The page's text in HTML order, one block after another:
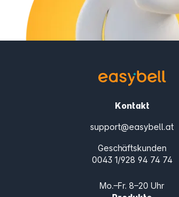
Kontakt
support@easybell.at
Geschäftskunden
0043 1/928 94 74 74
Mo.–Fr. 8–20 Uhr